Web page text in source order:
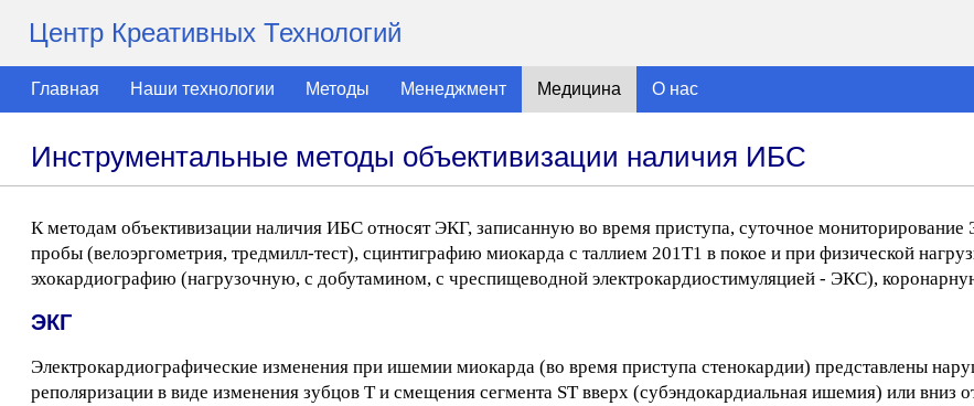
Центр Креативных Технологий
Главная Наши технологии Методы Менеджмент Медицина О нас
Инструментальные методы объективизации наличия ИБС
К методам объективизации наличия ИБС относят ЭКГ, записанную во время приступа, суточное мониторирование
пробы (велоэргометрия, тредмилл-тест), сцинтиграфию миокарда с таллием 201Т1 в покое и при физической
эхокардиографию (нагрузочную, с добутамином, с чреспищеводной электрокардиостимуляцией - ЭКС),
ЭКГ
Электрокардиографические изменения при ишемии миокарда (во время приступа стенокардии) представлены
реполяризации в виде изменения зубцов Т и смещения сегмента ST вверх (субэндокардиальная ишемия) или вниз